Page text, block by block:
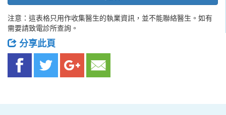
注意：這表格只用作收集醫生的執業資訊，並不能聯絡醫生。如有
需要請致電診所查詢。
分享此頁